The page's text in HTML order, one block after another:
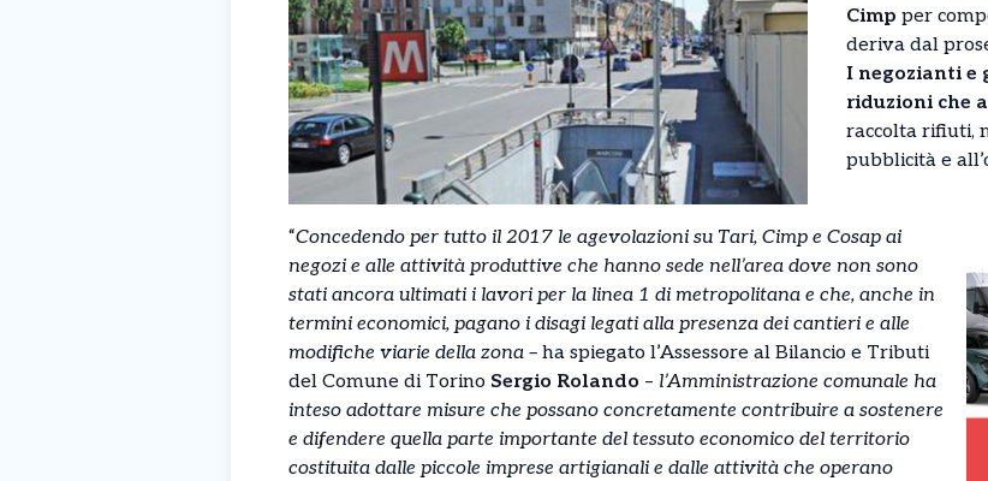
Cimp per
deriva dal
I negozianti e
riduzioni che
raccolta rifiuti,
pubblicità e
“Concedendo per tutto il 2017 le agevolazioni su Tari, Cimp e Cosap ai
negozi e alle attività produttive che hanno sede nell’area dove non sono
stati ancora ultimati i lavori per la linea 1 di metropolitana e che, anche in
termini economici, pagano i disagi legati alla presenza dei cantieri e alle
modifiche viarie della zona – ha spiegato l’Assessore al Bilancio e Tributi
del Comune di Torino Sergio Rolando – l’Amministrazione comunale ha
inteso adottare misure che possano concretamente contribuire a sostenere
e difendere quella parte importante del tessuto economico del territorio
costituita dalle piccole imprese artigianali e dalle attività che operano